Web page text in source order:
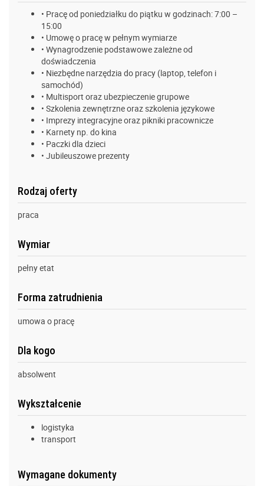
• Pracę od poniedziałku do piątku w godzinach: 7:00 –
15:00
• Umowę o pracę w pełnym wymiarze
• Wynagrodzenie podstawowe zależne od
doświadczenia
• Niezbędne narzędzia do pracy (laptop, telefon i
samochód)
• Multisport oraz ubezpieczenie grupowe
• Szkolenia zewnętrzne oraz szkolenia językowe
• Imprezy integracyjne oraz pikniki pracownicze
• Karnety np. do kina
• Paczki dla dzieci
• Jubileuszowe prezenty
Rodzaj oferty
praca
Wymiar
pełny etat
Forma zatrudnienia
umowa o pracę
Dla kogo
absolwent
Wykształcenie
logistyka
transport
Wymagane dokumenty